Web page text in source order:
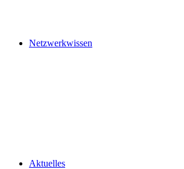
Netzwerkwissen
Aktuelles